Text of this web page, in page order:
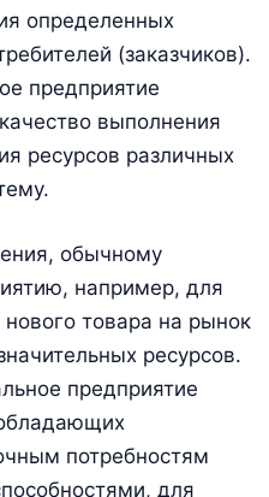
определенных
(заказчиков).
предприятие
выполнения
ресурсов различных
обычному
например, для
товара на рынок
ресурсов.
предприятие
потребностям
для